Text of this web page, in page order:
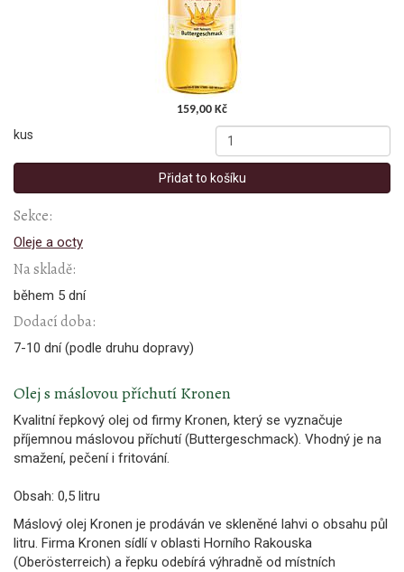
159,00 Kč
kus
Přidat to košíku
Sekce:
Oleje a octy
Na skladě:
během 5 dní
Dodací doba:
7-10 dní (podle druhu dopravy)
Olej s máslovou příchutí Kronen
Kvalitní řepkový olej od firmy Kronen, který se vyznačuje
příjemnou máslovou příchutí (Buttergeschmack). Vhodný je na
smažení, pečení i fritování.
Obsah: 0,5 litru
Máslový olej Kronen je prodáván ve skleněné lahvi o obsahu půl
litru. Firma Kronen sídlí v oblasti Horního Rakouska
(Oberösterreich) a řepku odebírá výhradně od místních